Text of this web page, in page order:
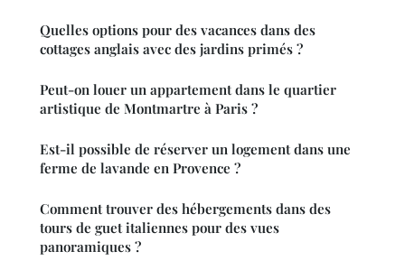
Quelles options pour des vacances dans des
cottages anglais avec des jardins primés ?
Peut-on louer un appartement dans le quartier
artistique de Montmartre à Paris ?
Est-il possible de réserver un logement dans une
ferme de lavande en Provence ?
Comment trouver des hébergements dans des
tours de guet italiennes pour des vues
panoramiques ?